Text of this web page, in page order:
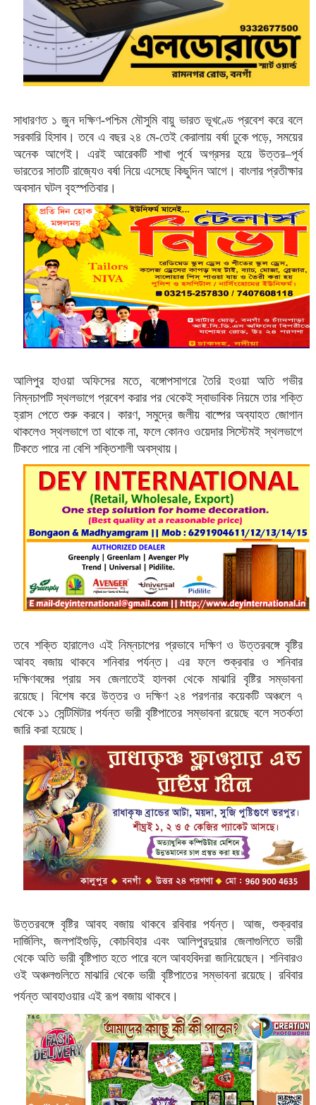
সাধারণত ১ জুন দক্ষিণ-পশ্চিম মৌসুমি বায়ু ভারত ভূখণ্ডে প্রবেশ করে বলে
সরকারি হিসাব। তবে এ বছর ২৪ মে-তেই কেরালায় বর্ষা ঢুকে পড়ে, সময়ের
অনেক আগেই। এরই আরেকটি শাখা পূর্বে অগ্রসর হয়ে উত্তর–পূর্ব
ভারতের সাতটি রাজ্যেও বর্ষা নিয়ে এসেছে কিছুদিন আগে। বাংলার প্রতীক্ষার
অবসান ঘটল বৃহস্পতিবার।
আলিপুর হাওয়া অফিসের মতে, বঙ্গোপসাগরে তৈরি হওয়া অতি গভীর
নিম্নচাপটি স্থলভাগে প্রবেশ করার পর থেকেই স্বাভাবিক নিয়মে তার শক্তি
হ্রাস পেতে শুরু করবে। কারণ, সমুদ্রে জলীয় বাষ্পের অব্যাহত জোগান
থাকলেও স্থলভাগে তা থাকে না, ফলে কোনও ওয়েদার সিস্টেমই স্থলভাগে
টিকতে পারে না বেশি শক্তিশালী অবস্থায়।
তবে শক্তি হারালেও এই নিম্নচাপের প্রভাবে দক্ষিণ ও উত্তরবঙ্গে বৃষ্টির
আবহ বজায় থাকবে শনিবার পর্যন্ত। এর ফলে শুক্রবার ও শনিবার
দক্ষিণবঙ্গের প্রায় সব জেলাতেই হালকা থেকে মাঝারি বৃষ্টির সম্ভাবনা
রয়েছে। বিশেষ করে উত্তর ও দক্ষিণ ২৪ পরগনার কয়েকটি অঞ্চলে ৭
থেকে ১১ সেন্টিমিটার পর্যন্ত ভারী বৃষ্টিপাতের সম্ভাবনা রয়েছে বলে সতর্কতা
জারি করা হয়েছে।
উত্তরবঙ্গে বৃষ্টির আবহ বজায় থাকবে রবিবার পর্যন্ত। আজ, শুক্রবার
দার্জিলিং, জলপাইগুড়ি, কোচবিহার এবং আলিপুরদুয়ার জেলাগুলিতে ভারী
থেকে অতি ভারী বৃষ্টিপাত হতে পারে বলে আবহবিদরা জানিয়েছেন। শনিবারও
ওই অঞ্চলগুলিতে মাঝারি থেকে ভারী বৃষ্টিপাতের সম্ভাবনা রয়েছে। রবিবার
পর্যন্ত আবহাওয়ার এই রূপ বজায় থাকবে।